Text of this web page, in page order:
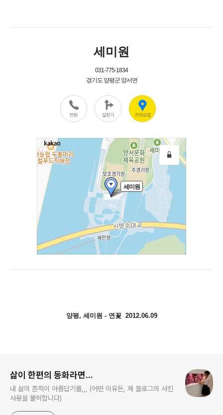
양평, 세미원 - 연꽃 2012.06.09
삶이 한편의 동화라면...
내 삶의 흔적이 아름답기를,,, (어떤 이유든, 제 블로그의 사진
사용을 불허합니다)